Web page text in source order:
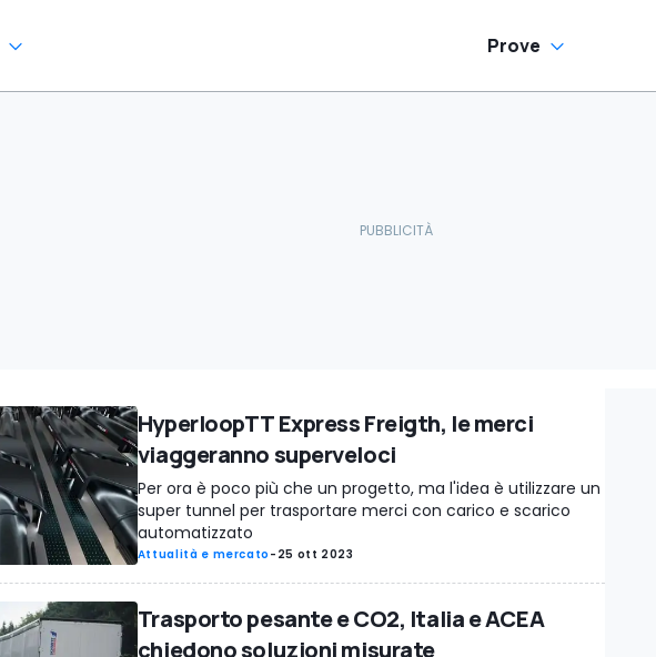
Prove
HyperloopTT Express Freigth, le merci
viaggeranno superveloci
Per ora è poco più che un progetto, ma l'idea è utilizzare un
super tunnel per trasportare merci con carico e scarico
automatizzato
Attualità e mercato - 25 ott 2023
Trasporto pesante e CO2, Italia e ACEA
chiedono soluzioni misurate